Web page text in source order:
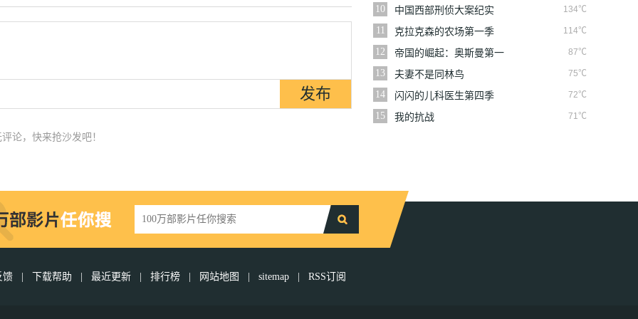
论，快来抢沙发吧！
10 134℃
中国西部刑侦大案纪实
11
114℃
克拉克森的农场第一季
12
87℃
帝国的崛起：奥斯曼第一
季
13 75℃
夫妻不是同林鸟
14
72℃
闪闪的儿科医生第四季
15
71℃
我的抗战
馈 下载帮助 最近更新 排行榜 网站地图 sitemap RSS订阅